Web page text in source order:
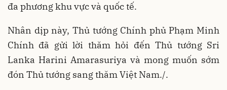
đa phương khu vực và quốc tế.
Nhân dịp này, Thủ tướng Chính phủ Phạm Minh
Chính đã gửi lời thăm hỏi đến Thủ tướng Sri
Lanka Harini Amarasuriya và mong muốn sớm
đón Thủ tướng sang thăm Việt Nam./.